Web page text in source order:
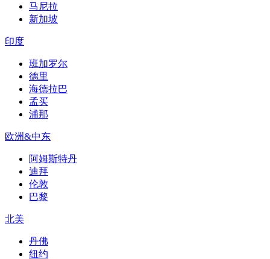
马尼拉
新加坡
印度
班加罗尔
德里
海德拉巴
孟买
浦那
欧洲&中东
阿姆斯特丹
迪拜
伦敦
巴黎
北美
丹佛
纽约